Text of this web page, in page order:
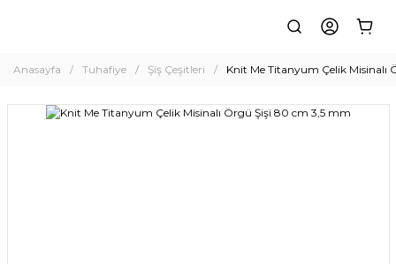
Anasayfa Tuhafiye Şiş Çeşitleri Knit Me Titanyum Çelik Misinalı